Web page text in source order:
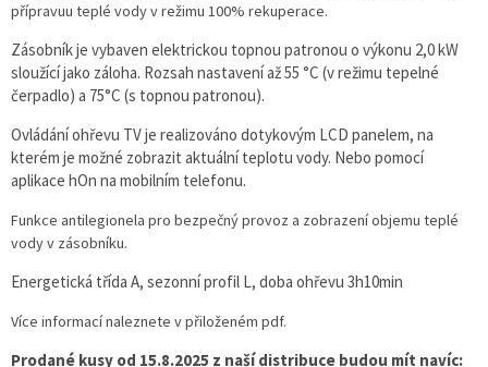
přípravuu teplé vody v režimu 100% rekuperace.
Zásobník je vybaven elektrickou topnou patronou o výkonu 2,0 kW
sloužící jako záloha. Rozsah nastavení až 55 °C (v režimu tepelné
čerpadlo) a 75°C (s topnou patronou).
Ovládání ohřevu TV je realizováno dotykovým LCD panelem, na
kterém je možné zobrazit aktuální teplotu vody. Nebo pomocí
aplikace hOn na mobilním telefonu.
Funkce antilegionela pro bezpečný provoz a zobrazení objemu teplé
vody v zásobníku.
Energetická třída A, sezonní profil L, doba ohřevu 3h10min
Více informací naleznete v přiloženém pdf.
Prodané kusy od 15.8.2025 z naší distribuce budou mít navíc: